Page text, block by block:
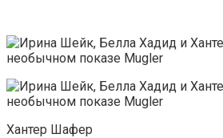
Хантер Шафер